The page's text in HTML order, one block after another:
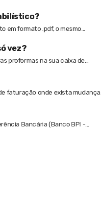
formato .pdf, o mesmo...
vez?
proformas na sua caixa de...
faturação onde exista mudança...
Bancária (Banco BPI -...